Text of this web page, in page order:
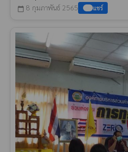
calendar_today 8 กุมภาพันธ์ 2565 แชร์